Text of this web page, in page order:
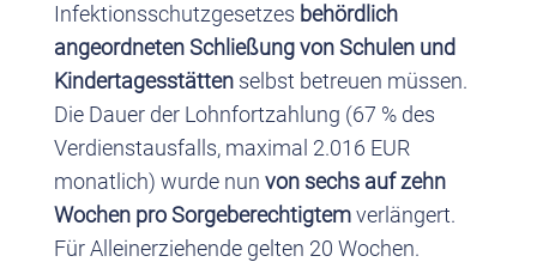
Infektionsschutzgesetzes behördlich
angeordneten Schließung von Schulen und
Kindertagesstättenselbst betreuen müssen.
Die Dauer der Lohnfortzahlung (67 % des
Verdienstausfalls, maximal 2.016 EUR
monatlich) wurde nun von sechs auf zehn
Wochen pro Sorgeberechtigtemverlängert.
Für Alleinerziehende gelten 20 Wochen.